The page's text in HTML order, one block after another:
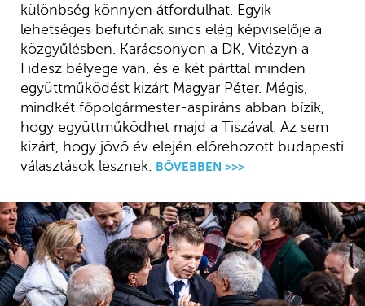
különbség könnyen átfordulhat. Egyik
lehetséges befutónak sincs elég képviselője a
közgyűlésben. Karácsonyon a DK, Vitézyn a
Fidesz bélyege van, és e két párttal minden
együttműködést kizárt Magyar Péter. Mégis,
mindkét főpolgármester-aspiráns abban bízik,
hogy együttműködhet majd a Tiszával. Az sem
kizárt, hogy jövő év elején előrehozott budapesti
választások lesznek. BŐVEBBEN >>>